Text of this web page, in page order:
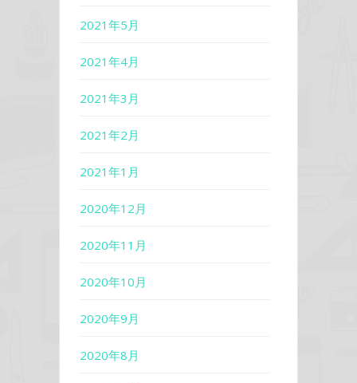
2021年5月
2021年4月
2021年3月
2021年2月
2021年1月
2020年12月
2020年11月
2020年10月
2020年9月
2020年8月